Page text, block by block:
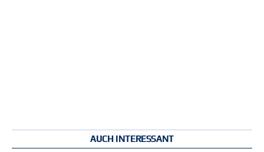
AUCH INTERESSANT